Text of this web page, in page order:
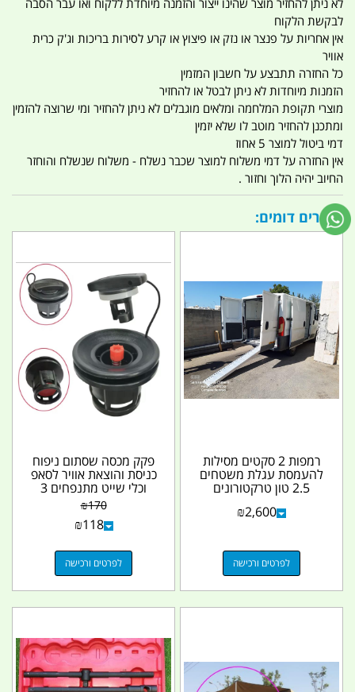
לבקשת הלקוח
אין אחריות על פנצר או נזק או פיצוץ או קרע לסירות בריכות וג'ק כרית
אוויר
כל החזרה תתבצע על חשבון המזמין
הזמנות מיוחדות לא ניתן לבטל או להחזיר
מוצרי תקופת המלחמה ומלאים מוגבלים לא ניתן להחזיר ומי שרוצה להזמין
ומתכנן להחזיר מוטב לו שלא יזמין
דמי ביטול למוצר 5 אחוז
אין החזרה על דמי משלוח למוצר שכבר נשלח - משלוח שנשלח והוחזר
החיוב יהיה הלוך וחזור .
מוצרים דומים:
רמפות 2 סקטים מסילות
להעמסת עגלת משטחים
2.5 טון טרקטורונים
אופנועים RZR בובקט...
₪2,600
לפרטים ורכישה
פקק מכסה שסתום ניפוח
כניסת והוצאת אוויר לסאפ
וכלי שייט מתנפחים 3
חלקים צבע שחור...
₪170
₪118
לפרטים ורכישה